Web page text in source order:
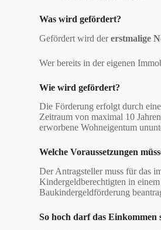
Was wird gefördert?
Gefördert wird dererstmalige
Wer bereits in der eigenen
Wie wird gefördert?
Die Förderung erfolgt durch
Zeitraum von maximal 10
erworbene Wohneigentum
Welche Voraussetzungen
Der Antragsteller muss für das
Kindergeldberechtigten in
Baukindergeldförderung
So hoch darf das Einkommen